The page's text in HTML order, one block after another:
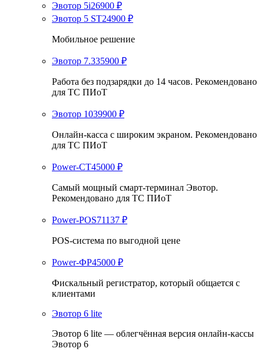
Эвотор 5i26900 ₽
Эвотор 5 ST24900 ₽
Мобильное решение
Эвотор 7.335900 ₽
Работа без подзарядки до 14 часов. Рекомендовано
для ТС ПИоТ
Эвотор 1039900 ₽
Онлайн-касса с широким экраном. Рекомендовано
для ТС ПИоТ
Power-СТ45000 ₽
Самый мощный смарт-терминал Эвотор.
Рекомендовано для ТС ПИоТ
Power-POS71137 ₽
POS-система по выгодной цене
Power-ФР45000 ₽
Фискальный регистратор, который общается с
клиентами
Эвотор 6 lite
Эвотор 6 lite — облегчённая версия онлайн-кассы
Эвотор 6